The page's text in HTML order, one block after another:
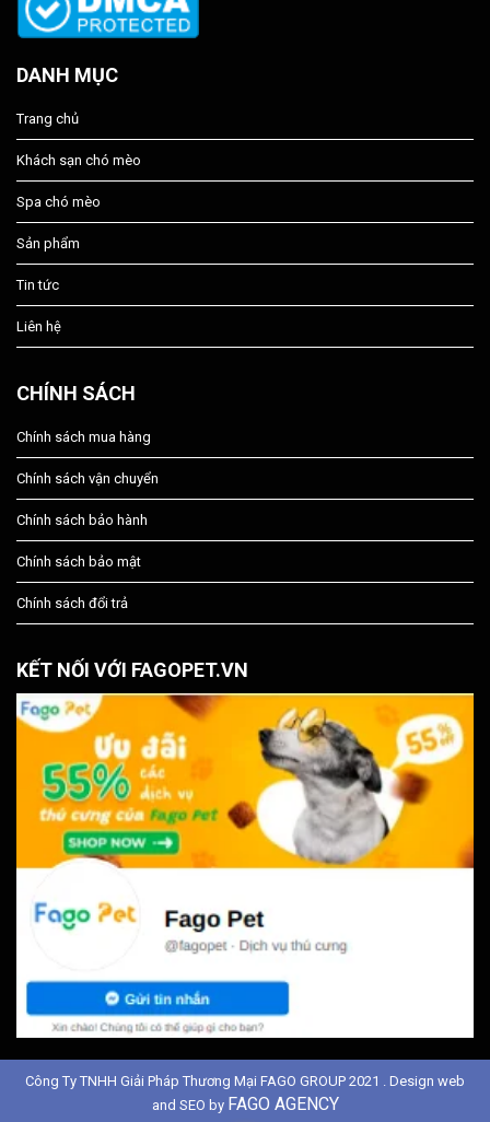
DANH MỤC
Trang chủ
Khách sạn chó mèo
Spa chó mèo
Sản phẩm
Tin tức
Liên hệ
CHÍNH SÁCH
Chính sách mua hàng
Chính sách vận chuyển
Chính sách bảo hành
Chính sách bảo mật
Chính sách đổi trả
KẾT NỐI VỚI FAGOPET.VN
Công Ty TNHH Giải Pháp Thương Mại FAGO GROUP 2021 . Design web
and SEO by FAGO AGENCY